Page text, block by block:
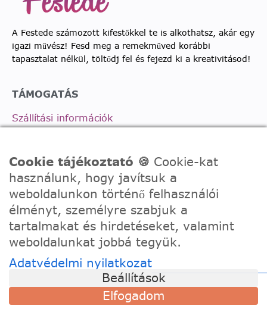
A Festede számozott kifestőkkel te is alkothatsz, akár egy
igazi művész! Fesd meg a remekműved korábbi
tapasztalat nélkül, töltődj fel és fejezd ki a kreativitásod!
TÁMOGATÁS
Szállítási információk
Gyakori kérdések
Kapcsolat
ELAKADTÁL?
Amennyiben bármi kérdésed merül fel a
vásárlással, termékkel kapcsolatban írj nekünk
bátran!
Telefon:0630/2150557
Ügyfélszolgálati e-mail: hello@festede.hu
Cookie tájékoztató 🍪 Cookie-kat
használunk, hogy javítsuk a
weboldalunkon történő felhasználói
élményt, személyre szabjuk a
tartalmakat és hirdetéseket, valamint
weboldalunkat jobbá tegyük.
Adatvédelmi nyilatkozat
Beállítások
Elfogadom